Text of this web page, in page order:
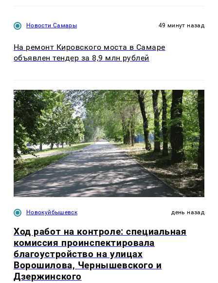
Новости Самары 49 минут назад
На ремонт Кировского моста в Самаре
объявлен тендер за 8,9 млн рублей
Новокуйбышевск день назад
Ход работ на контроле: специальная
комиссия проинспектировала
благоустройство на улицах
Ворошилова, Чернышевского и
Дзержинского